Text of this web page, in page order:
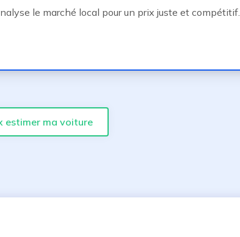
le marché local pour un prix juste et compétitif.
estimer ma voiture